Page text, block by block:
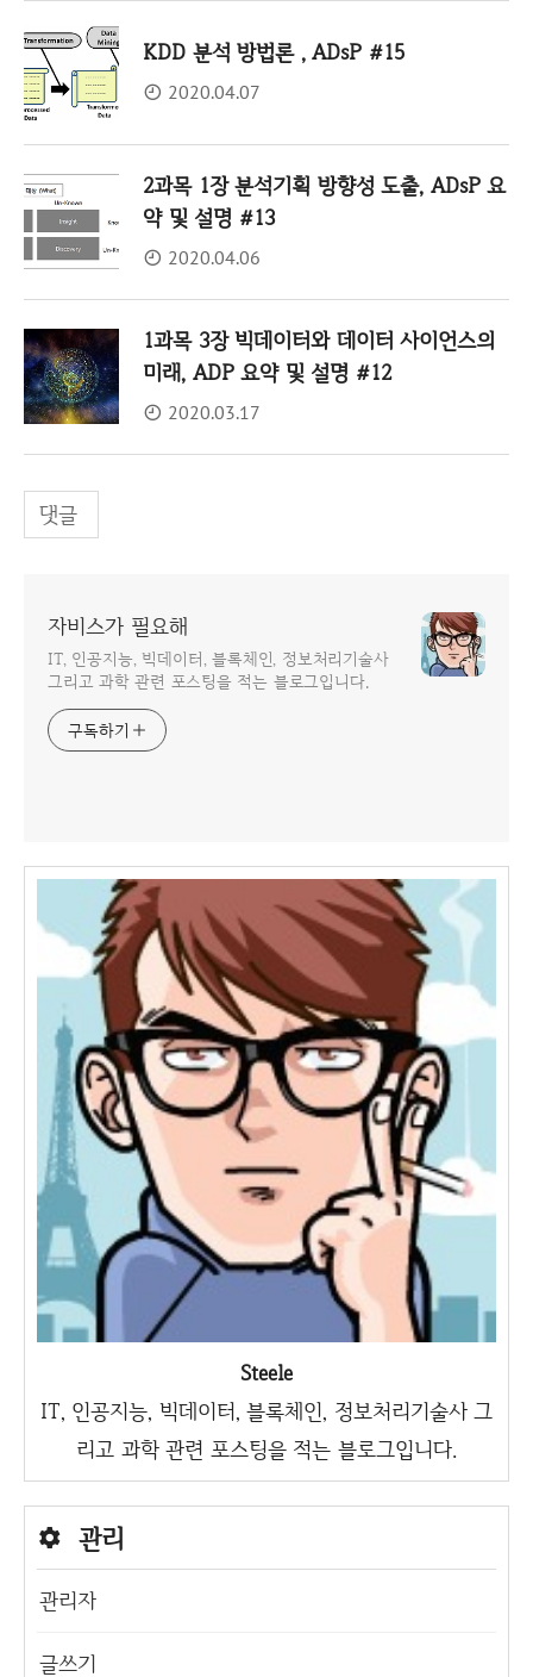
KDD 분석 방법론 , ADsP #15
2020.04.07
2과목 1장 분석기획 방향성 도출, ADsP 요
약 및 설명 #13
2020.04.06
1과목 3장 빅데이터와 데이터 사이언스의
미래, ADP 요약 및 설명 #12
2020.03.17
댓글
자비스가 필요해
IT, 인공지능, 빅데이터, 블록체인, 정보처리기술사
그리고 과학 관련 포스팅을 적는 블로그입니다.
구독하기
Steele
IT, 인공지능, 빅데이터, 블록체인, 정보처리기술사 그
리고 과학 관련 포스팅을 적는 블로그입니다.
관리
관리자
글쓰기